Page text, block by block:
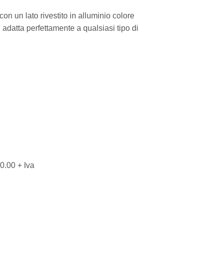
un lato rivestito in alluminio colore
perfettamente a qualsiasi tipo di
+ Iva